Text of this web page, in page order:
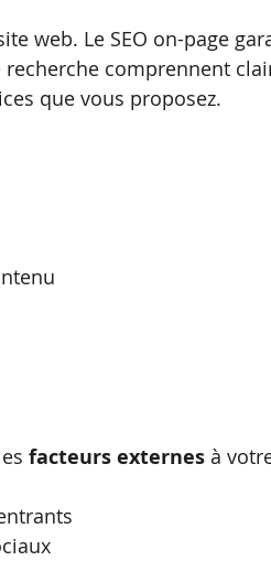
web. Le SEO on-page
comprennent
que vous proposez.
facteurs externes à